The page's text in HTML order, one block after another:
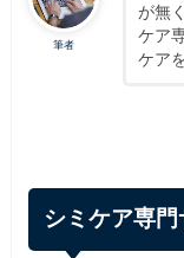
筆者
が無
ケア
ケア
シミケア専